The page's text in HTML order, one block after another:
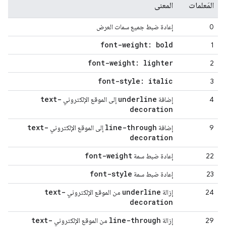
المَعلمات المعنى
0
إعادة ضبط جميع سمات العرض
1
font-weight: bold
2
font-weight: lighter
3
font-style: italic
4 إضافة underline إلى الموقع الإلكتروني text-
decoration
9 إضافة line-through إلى الموقع الإلكتروني text-
decoration
22 إعادة ضبط سمة font-weight
23 إعادة ضبط سمة font-style
24 إزالة underline من الموقع الإلكتروني text-
decoration
29 إزالة line-through من الموقع الإلكتروني text-